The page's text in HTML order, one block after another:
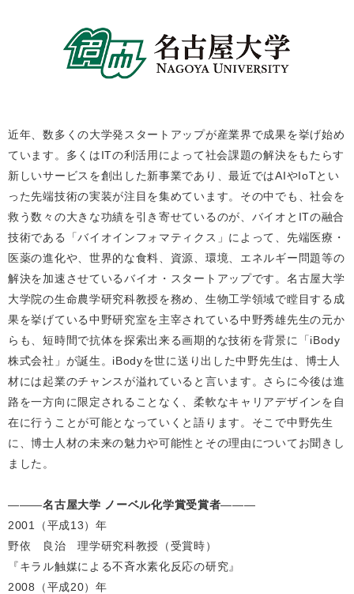
近年、数多くの大学発スタートアップが産業界で成果を挙げ始め
ています。多くはITの利活用によって社会課題の解決をもたらす
新しいサービスを創出した新事業であり、最近ではAIやIoTとい
った先端技術の実装が注目を集めています。その中でも、社会を
救う数々の大きな功績を引き寄せているのが、バイオとITの融合
技術である「バイオインフォマティクス」によって、先端医療・
医薬の進化や、世界的な食料、資源、環境、エネルギー問題等の
解決を加速させているバイオ・スタートアップです。名古屋大学
大学院の生命農学研究科教授を務め、生物工学領域で瞠目する成
果を挙げている中野研究室を主宰されている中野秀雄先生の元か
らも、短時間で抗体を探索出来る画期的な技術を背景に「iBody
株式会社」が誕生。iBodyを世に送り出した中野先生は、博士人
材には起業のチャンスが溢れていると言います。さらに今後は進
路を一方向に限定されることなく、柔軟なキャリアデザインを自
在に行うことが可能となっていくと語ります。そこで中野先生
に、博士人材の未来の魅力や可能性とその理由についてお聞きし
ました。
―――名古屋大学 ノーベル化学賞受賞者―――
2001（平成13）年
野依 良治 理学研究科教授（受賞時）
『キラル触媒による不斉水素化反応の研究』
2008（平成20）年